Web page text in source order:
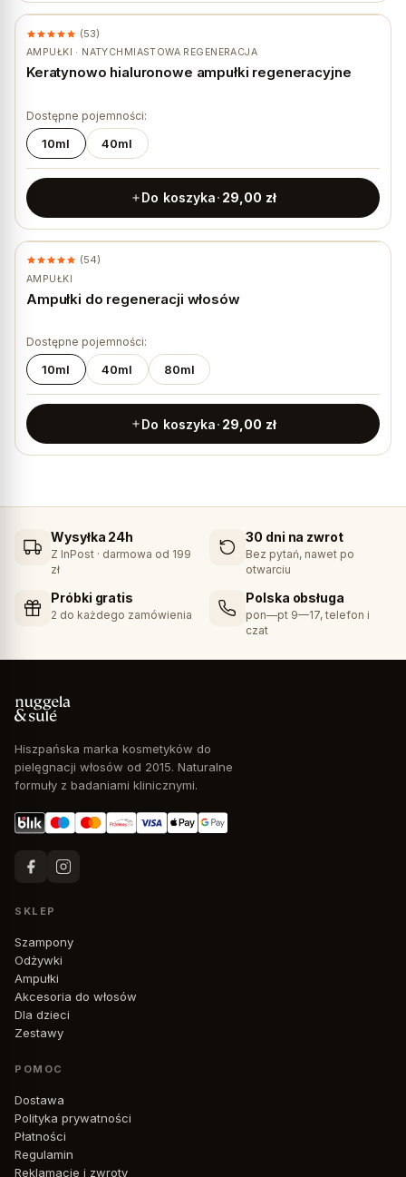
AMPUŁKI · NATYCHMIASTOWA REGENERACJA
Keratynowo hialuronowe ampułki regeneracyjne
(53)
Dostępne pojemności:
10ml 40ml
Do koszyka 29,00 zł
AMPUŁKI
Ampułki do regeneracji włosów
(54)
Dostępne pojemności:
10ml 40ml 80ml
Do koszyka 29,00 zł
Wysyłka 24h
Z InPost · darmowa od 199
zł
30 dni na zwrot
Bez pytań, nawet po
otwarciu
Próbki gratis
2 do każdego zamówienia
Polska obsługa
pon—pt 9—17, telefon i
czat
Hiszpańska marka kosmetyków do
pielęgnacji włosów od 2015. Naturalne
formuły z badaniami klinicznymi.
SKLEP
Szampony
Odżywki
Ampułki
Akcesoria do włosów
Dla dzieci
Zestawy
POMOC
Dostawa
Polityka prywatności
Płatności
Regulamin
Reklamacje i zwroty